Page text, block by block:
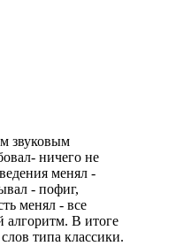
звуковым
ничего не
менял -
- пофиг,
менял - все
алгоритм. В итоге
типа классики.